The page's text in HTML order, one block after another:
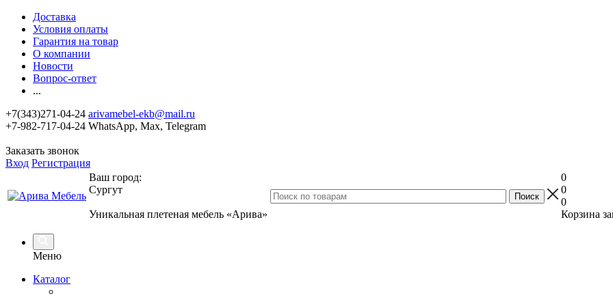
Доставка
Условия оплаты
Гарантия на товар
О компании
Новости
Вопрос-ответ
...
+7(343)271-04-24 arivamebel-ekb@mail.ru
+7-982-717-04-24 WhatsApp, Max, Telegram
Заказать звонок
Вход Регистрация
Ваш город:
Сургут
Уникальная плетеная мебель «Арива»
0
0
0
Корзина
Меню
Каталог